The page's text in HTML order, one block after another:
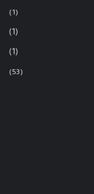
(1)
(1)
(1)
(53)